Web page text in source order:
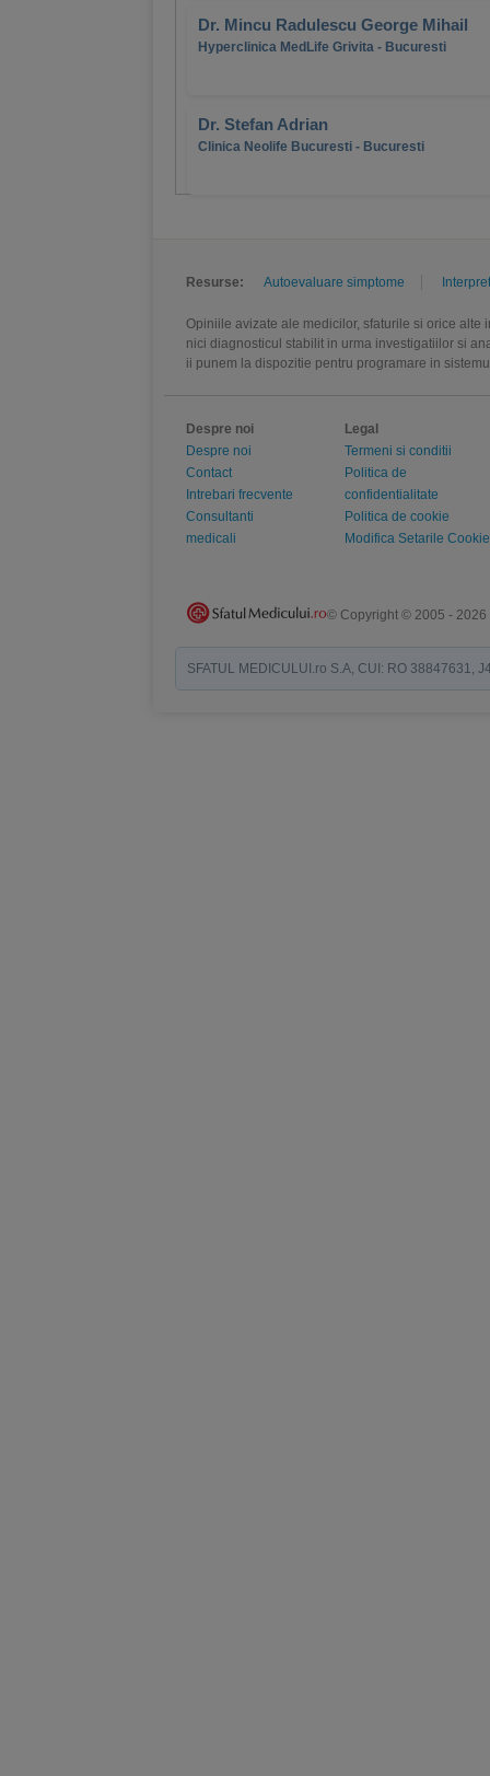
Dr. Mincu Radulescu George Mihail
Hyperclinica MedLife Grivita - Bucuresti
Dr. Stefan Adrian
Clinica Neolife Bucuresti - Bucuresti
Resurse: Autoevaluare simptome
Opiniile avizate ale medicilor, sfaturile si orice
nici diagnosticul stabilit in urma investigatiilor si
ii punem la dispozitie pentru programare in
Despre noi
Despre noi
Contact
Intrebari frecvente
Consultanti
medicali
Legal
Termeni si conditii
Politica de
confidentialitate
Politica de cookie
Modifica Setarile Cookie
© Copyright © 2005 - 2026
SFATUL MEDICULUI.ro S.A, CUI: RO 38847631,